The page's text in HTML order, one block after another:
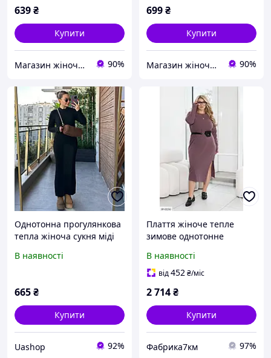
639₴
Купити
Магазин жіночого одягу "Lamade" 90%
699₴
Купити
Магазин жіночого одягу "Lamade" 90%
Однотонна прогулянкова
тепла жіноча сукня міді
рубчик у кольорах
В наявності
665₴
Купити
Uashop 92%
Плаття жіноче тепле
зимове однотонне
міді з розрізом великих
розмірів 46-68
В наявності
від452₴/міс
2 714₴
Купити
Фабрика7км 97%